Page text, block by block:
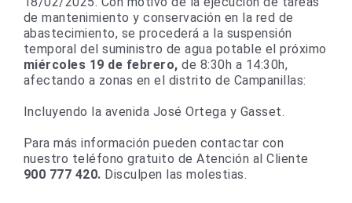
de mantenimiento y conservación en la red de
abastecimiento, se procederá a la suspensión
temporal del suministro de agua potable el próximo
miércoles 19 de febrero, de 8:30h a 14:30h,
afectando a zonas en el distrito de Campanillas:
Incluyendo la avenida José Ortega y Gasset.
Para más información pueden contactar con
nuestro teléfono gratuito de Atención al Cliente
900 777 420. Disculpen las molestias.